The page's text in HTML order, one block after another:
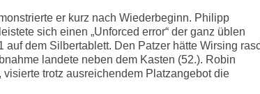
er kurz nach Wiederbeginn. Philipp
sich einen „Unforced error“ der ganz üblen
dem Silbertablett. Den Patzer hätte Wirsing
landete neben dem Kasten (52.). Robin
trotz ausreichendem Platzangebot die